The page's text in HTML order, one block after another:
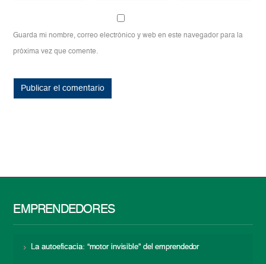
Guarda mi nombre, correo electrónico y web en este navegador para la
próxima vez que comente.
EMPRENDEDORES
La autoeficacia: “motor invisible” del emprendedor